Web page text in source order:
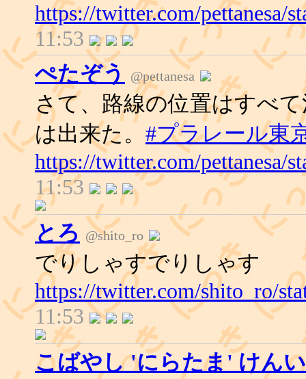
https://twitter.com/pettanesa/
11:53
ぺたぞう
@pettanesa
さて、路線の位置はすべ
は出来た。 #プラレール東
https://twitter.com/pettanesa/
11:53
とろ @shito_ro
でりしゃすでりしゃす
https://twitter.com/shito_ro/
11:53
こばやし 'にらたま' けん